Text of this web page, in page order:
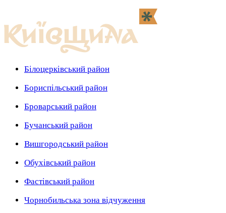
Білоцерківський район
Бориспільський район
Броварський район
Бучанський район
Вишгородський район
Обухівський район
Фастівський район
Чорнобильська зона відчуження